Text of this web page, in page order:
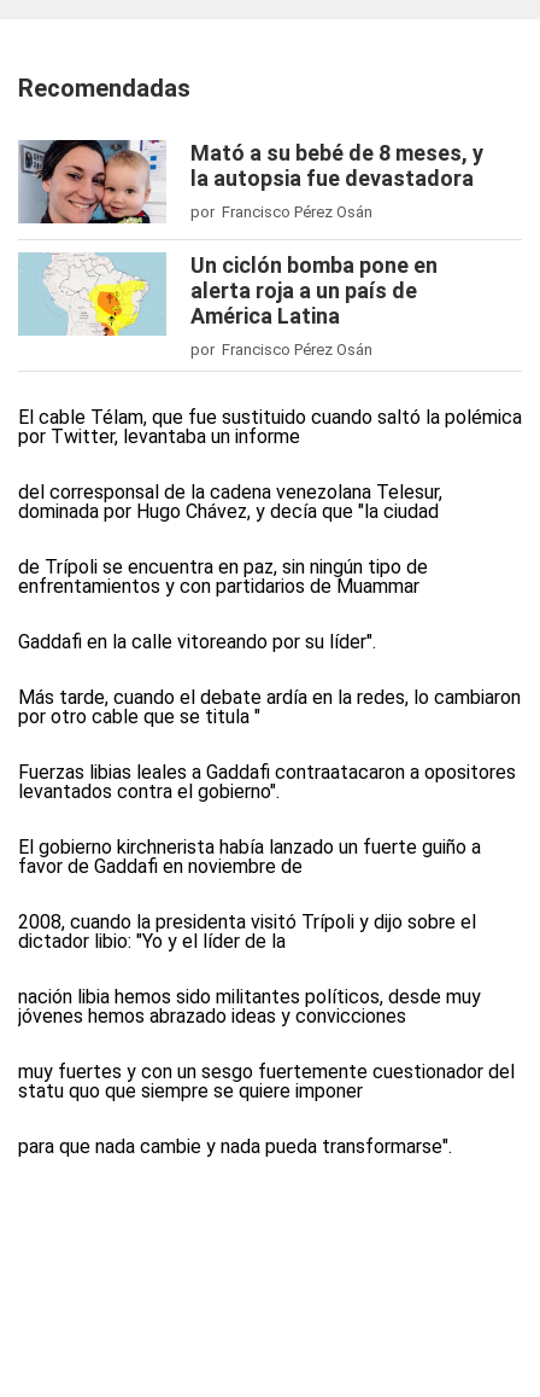
Recomendadas
Mató a su bebé de 8 meses, y
la autopsia fue devastadora
por Francisco Pérez Osán
Un ciclón bomba pone en
alerta roja a un país de
América Latina
por Francisco Pérez Osán
El cable Télam, que fue sustituido cuando saltó la polémica
por Twitter, levantaba un informe
del corresponsal de la cadena venezolana Telesur,
dominada por Hugo Chávez, y decía que "la ciudad
de Trípoli se encuentra en paz, sin ningún tipo de
enfrentamientos y con partidarios de Muammar
Gaddafi en la calle vitoreando por su líder".
Más tarde, cuando el debate ardía en la redes, lo cambiaron
por otro cable que se titula "
Fuerzas libias leales a Gaddafi contraatacaron a opositores
levantados contra el gobierno".
El gobierno kirchnerista había lanzado un fuerte guiño a
favor de Gaddafi en noviembre de
2008, cuando la presidenta visitó Trípoli y dijo sobre el
dictador libio: "Yo y el líder de la
nación libia hemos sido militantes políticos, desde muy
jóvenes hemos abrazado ideas y convicciones
muy fuertes y con un sesgo fuertemente cuestionador del
statu quo que siempre se quiere imponer
para que nada cambie y nada pueda transformarse".